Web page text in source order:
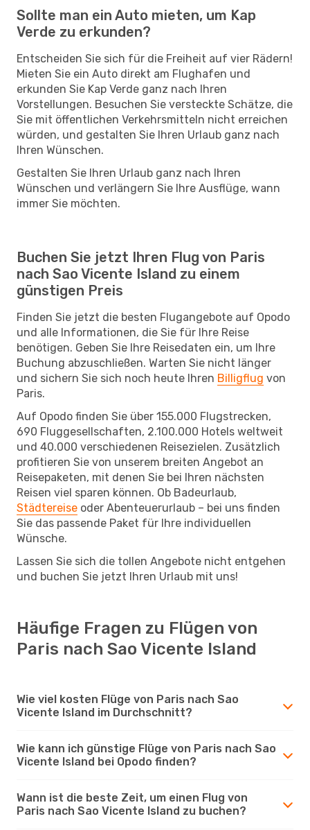
Sollte man ein Auto mieten, um Kap
Verde zu erkunden?
Entscheiden Sie sich für die Freiheit auf vier Rädern!
Mieten Sie ein Auto direkt am Flughafen und
erkunden Sie Kap Verde ganz nach Ihren
Vorstellungen. Besuchen Sie versteckte Schätze, die
Sie mit öffentlichen Verkehrsmitteln nicht erreichen
würden, und gestalten Sie Ihren Urlaub ganz nach
Ihren Wünschen.
Gestalten Sie Ihren Urlaub ganz nach Ihren
Wünschen und verlängern Sie Ihre Ausflüge, wann
immer Sie möchten.
Buchen Sie jetzt Ihren Flug von Paris
nach Sao Vicente Island zu einem
günstigen Preis
Finden Sie jetzt die besten Flugangebote auf Opodo
und alle Informationen, die Sie für Ihre Reise
benötigen. Geben Sie Ihre Reisedaten ein, um Ihre
Buchung abzuschließen. Warten Sie nicht länger
und sichern Sie sich noch heute Ihren Billigflug von
Paris.
Auf Opodo finden Sie über 155.000 Flugstrecken,
690 Fluggesellschaften, 2.100.000 Hotels weltweit
und 40.000 verschiedenen Reisezielen. Zusätzlich
profitieren Sie von unserem breiten Angebot an
Reisepaketen, mit denen Sie bei Ihren nächsten
Reisen viel sparen können. Ob Badeurlaub,
Städtereise oder Abenteuerurlaub – bei uns finden
Sie das passende Paket für Ihre individuellen
Wünsche.
Lassen Sie sich die tollen Angebote nicht entgehen
und buchen Sie jetzt Ihren Urlaub mit uns!
Häufige Fragen zu Flügen von
Paris nach Sao Vicente Island
Wie viel kosten Flüge von Paris nach Sao
Vicente Island im Durchschnitt?
Wie kann ich günstige Flüge von Paris nach Sao
Vicente Island bei Opodo finden?
Wann ist die beste Zeit, um einen Flug von
Paris nach Sao Vicente Island zu buchen?